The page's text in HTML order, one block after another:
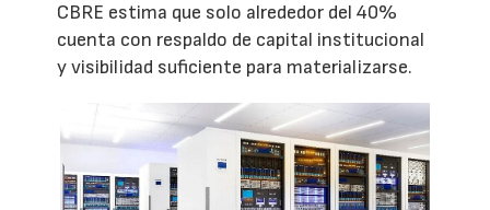
CBRE estima que solo alrededor del 40%
cuenta con respaldo de capital institucional
y visibilidad suficiente para materializarse.